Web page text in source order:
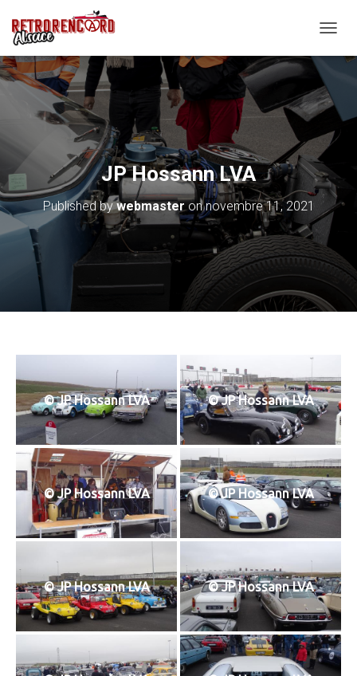
U
I
/
F
R
M
E
R
L
A
N
A
I
O
N
JP Hossann LVA
Published bywebmasteronnovembre 11, 2021
© JP Hossann LVA © JP Hossann LVA
© JP Hossann LVA © JP Hossann LVA
© JP Hossann LVA © JP Hossann LVA